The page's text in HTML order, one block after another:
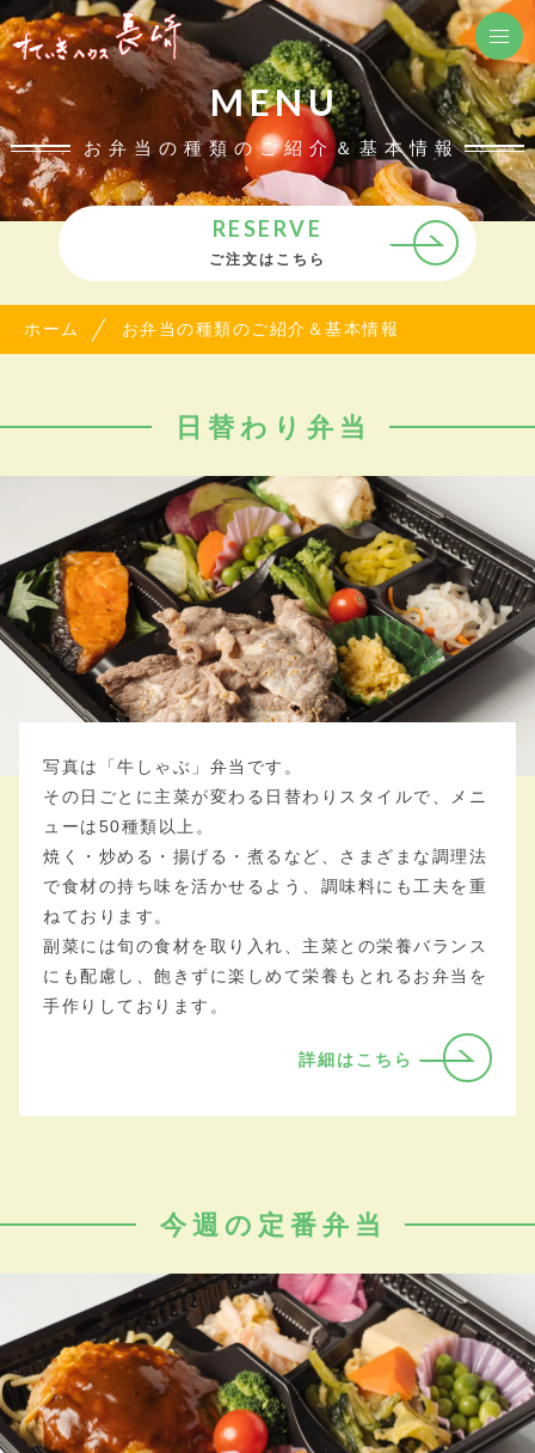
MENU
お弁当の種類のご紹介＆基本情報
RESERVE
ご注文はこちら
ホーム お弁当の種類のご紹介＆基本情報
日替わり弁当
写真は「牛しゃぶ」弁当です。
その日ごとに主菜が変わる日替わりスタイルで、メニ
ューは50種類以上。
焼く・炒める・揚げる・煮るなど、さまざまな調理法
で食材の持ち味を活かせるよう、調味料にも工夫を重
ねております。
副菜には旬の食材を取り入れ、主菜との栄養バランス
にも配慮し、飽きずに楽しめて栄養もとれるお弁当を
手作りしております。
詳細はこちら
今週の定番弁当